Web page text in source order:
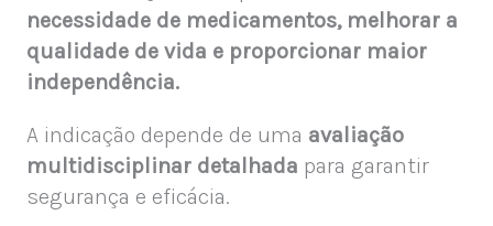
necessidade de medicamentos, melhorar a
qualidade de vida e proporcionar maior
independência.
A indicação depende de uma avaliação
multidisciplinar detalhada para garantir
segurança e eficácia.